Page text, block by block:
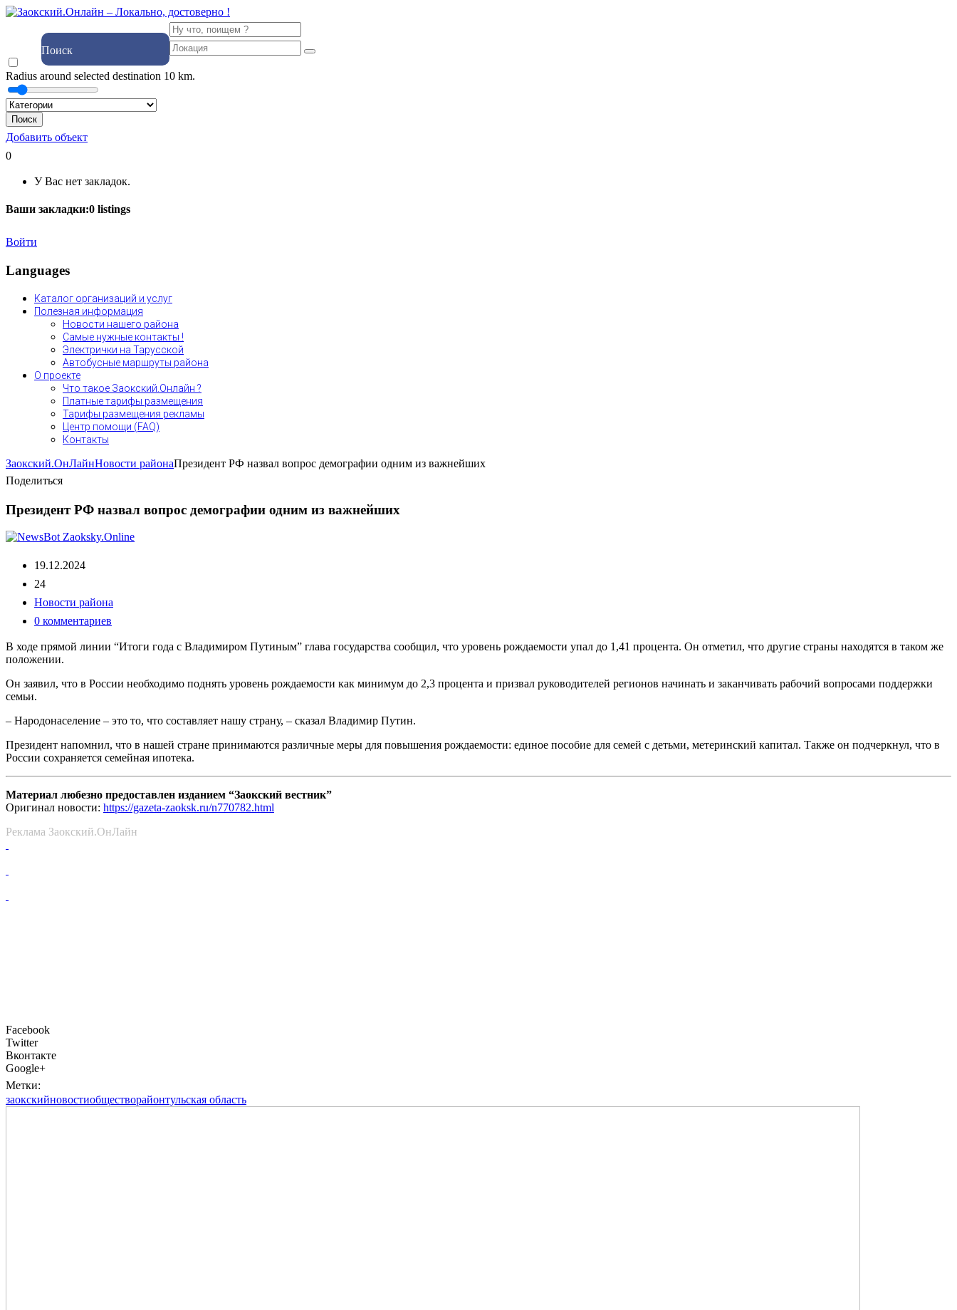
Поиск
Radius around selected destination 10 km.
Поиск
Добавить объект
0
У Вас нет закладок.
Ваши закладки:0 listings
Войти
Languages
Каталог организаций и услуг
Полезная информация
Новости нашего района
Самые нужные контакты !
Электрички на Тарусской
Автобусные маршруты района
О проекте
Что такое Заокский.Онлайн ?
Платные тарифы размещения
Тарифы размещения рекламы
Центр помощи (FAQ)
Контакты
Заокский.ОнЛайнНовости районаПрезидент РФ назвал вопрос демографии одним из важнейших
Поделиться
Президент РФ назвал вопрос демографии одним из важнейших
19.12.2024
24
Новости района
0 комментариев
В ходе прямой линии “Итоги года с Владимиром Путиным” глава государства сообщил, что уровень рождаемости упал до 1,41 процента. Он отметил, что другие страны находятся в таком же
положении.
Он заявил, что в России необходимо поднять уровень рождаемости как минимум до 2,3 процента и призвал руководителей регионов начинать и заканчивать рабочий вопросами поддержки
семьи.
– Народонаселение – это то, что составляет нашу страну, – сказал Владимир Путин.
Президент напомнил, что в нашей стране принимаются различные меры для повышения рождаемости: единое пособие для семей с детьми, метеринский капитал. Также он подчеркнул, что в
России сохраняется семейная ипотека.
Материал любезно предоставлен изданием “Заокский вестник”
Оригинал новости: https://gazeta-zaoksk.ru/n770782.html
Реклама Заокский.ОнЛайн
Facebook
Twitter
Вконтакте
Google+
Метки:
заокскийновостиобществорайонтульская область